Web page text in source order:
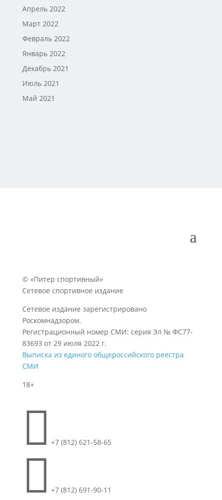
Апрель 2022
Март 2022
Февраль 2022
Январь 2022
Декабрь 2021
Июль 2021
Май 2021
© «Питер спортивный»
Сетевое спортивное издание
Сетевое издание зарегистрировано
Роскомнадзором.
Регистрационный номер СМИ: серия Эл № ФС77-
83693 от 29 июля 2022 г.
Выписка из единого общероссийского реестра
СМИ
18+
 +7 (812) 621-58-65
 +7 (812) 691-90-11